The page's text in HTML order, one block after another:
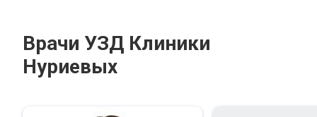
Врачи УЗД Клиники
Нуриевых